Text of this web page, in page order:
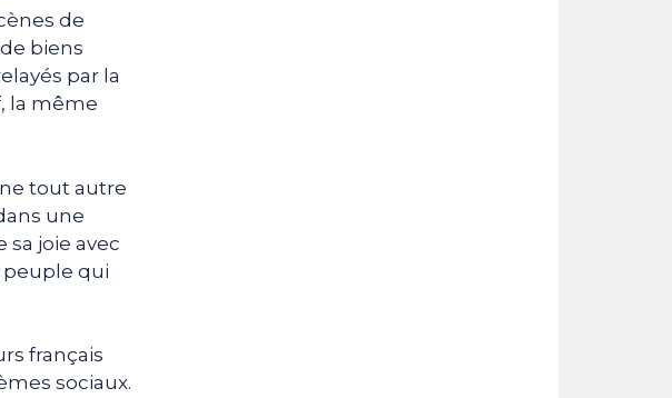
de
biens
par la
la même
tout autre
une
joie avec
peuple qui
français
sociaux.